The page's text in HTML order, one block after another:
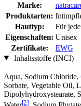
Marke:
Produktarten:
Hauttyp:
Für
Eigenschaften: Unisex
Zertifikate:
EWG
Inhaltsstoffe (INCI)
Aqua, Sodium Chloride,
Sorbate, Vegetable Oil,
Dipolyhydroxystearate,
[2]